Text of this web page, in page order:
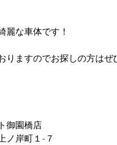
麗な車体です！
りますのでお探しの方はぜ
御園橋店
ノ岸町１-７